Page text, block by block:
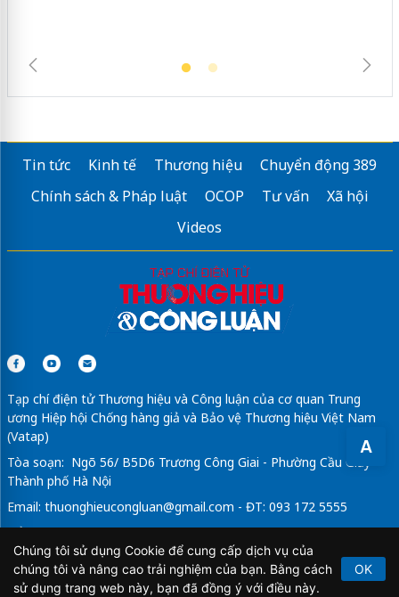
A
Tin tức Kinh tế Thương hiệu
Chuyển động 389
Chính sách & Pháp luật
OCOP Tư vấn
Xã hội
Videos
Tạp chí điện tử Thương hiệu và Công luận của cơ quan Trung
ương Hiệp hội Chống hàng giả và Bảo vệ Thương hiệu Việt Nam
(Vatap)
Tòa soạn: Ngõ 56/ B5D6 Trương Công Giai - Phường Cầu Giấy -
Thành phố Hà Nội
Email: thuonghieucongluan@gmail.com - ĐT: 093 172 5555
Tổng Biên Tập: Vũ Đức Thuận
Giấy phép hoạt động báo chí điện tử số 64/GP-BTTTT do Bộ
Thông tin và Truyền thông cấp ngày 21/2/2020.
Chúng tôi sử dụng Cookie để cung cấp dịch vụ của
chúng tôi và nâng cao trải nghiệm của bạn. Bằng cách
sử dụng trang web này, bạn đã đồng ý với điều này.
OK